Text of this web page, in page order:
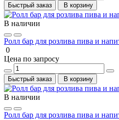
Быстрый заказ В корзину
В наличии
Ролл бар для розлива пива и
0
Цена по запросу
Быстрый заказ В корзину
В наличии
Ролл бар для розлива пива и